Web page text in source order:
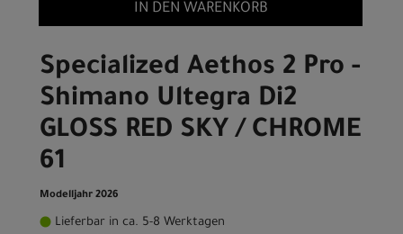
IN DEN WARENKORB
Specialized Aethos 2 Pro -
Shimano Ultegra Di2
GLOSS RED SKY / CHROME
61
Modelljahr 2026
Lieferbar in ca. 5-8 Werktagen